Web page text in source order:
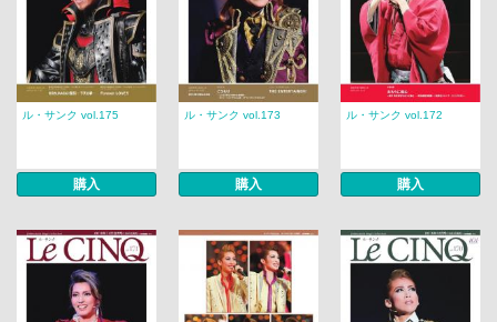
ル・サンク vol.175
購入
ル・サンク vol.173
購入
ル・サンク vol.172
購入